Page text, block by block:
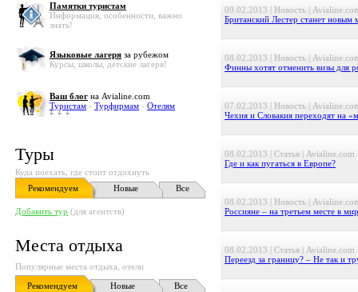
Памятки туристам
Информация, особенности, важно
знать!
Языковые лагеря за рубежом
Курсы, школы, детские лагеря!
Ваш блог на Avialine.com
Туристам - Турфирмам - Отелям
Туры
Куда поехать, где стоит отдохнуть
Рекомендуем
Новые Все
Добавить тур (для агентств)
Места отдыха
Популярные места отдыха, отели
Рекомендуем
Новые
Все
09.02.2013 | Новость |
Британский Лестер станет новым
08.02.2013 | Новость |
Финны хотят отменить визы для
07.02.2013 | Новость |
Чехия и Словакия переходят на
08.02.2013 | Статья | Avialine.com
Где и как пугаться в Европе?
08.02.2013 | Новость |
Россияне – на третьем месте в
08.02.2013 | Статья | Avialine.com
Переезд за границу? – Не так и